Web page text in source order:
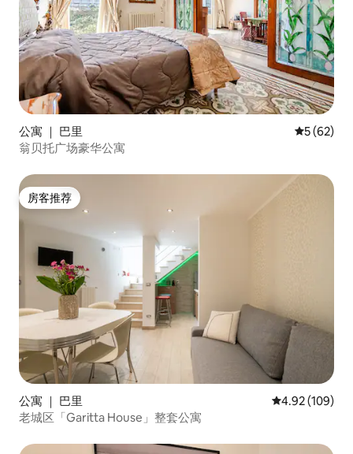
公寓 ｜ 巴里 平均评分
5 (62)
翁贝托广场豪华公寓
房客推荐
房客推荐
公寓 ｜ 巴里 平均评分 4.92
4.92 (109)
老城区「Garitta House」整套公寓